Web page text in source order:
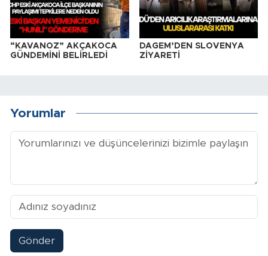
“KAVANOZ” AKÇAKOCA
GÜNDEMİNİ BELİRLEDİ
DAGEM’DEN SLOVENYA
ZİYARETİ
Yorumlar
Gönder